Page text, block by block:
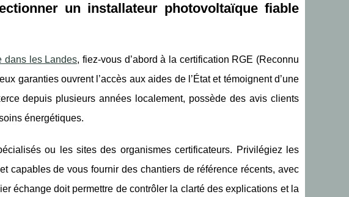
un installateur photovoltaïque fiable
dans les Landes, fiez-vous d’abord à la certification RGE (Reconnu
garanties ouvrent l’accès aux aides de l’État et témoignent d’une
depuis plusieurs années localement, possède des avis clients
énergétiques.
ou les sites des organismes certificateurs. Privilégiez les
capables de vous fournir des chantiers de référence récents, avec
échange doit permettre de contrôler la clarté des explications et la